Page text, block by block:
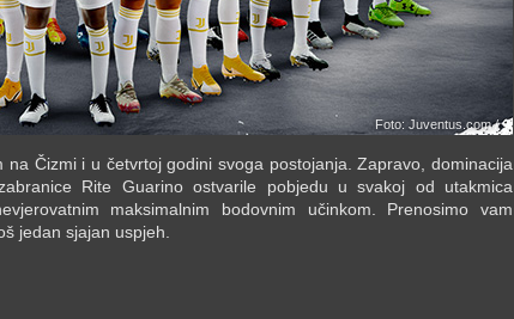
Foto: Juventus.com /
Čizmi i u četvrtoj godini svoga postojanja. Zapravo, dominacija
Rite Guarino ostvarile pobjedu u svakoj od utakmica
maksimalnim bodovnim učinkom. Prenosimo vam
jedan sjajan uspjeh.